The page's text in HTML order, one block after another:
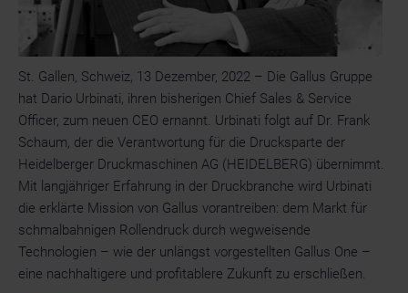
St. Gallen, Schweiz, 13 Dezember, 2022 – Die Gallus Gruppe
hat Dario Urbinati, ihren bisherigen Chief Sales & Service
Officer, zum neuen CEO ernannt. Urbinati folgt auf Dr. Frank
Schaum, der die Verantwortung für die Drucksparte der
Heidelberger Druckmaschinen AG (HEIDELBERG) übernimmt.
Mit langjähriger Erfahrung in der Druckbranche wird Urbinati
die erklärte Mission von Gallus vorantreiben: dem Markt für
schmalbahnigen Rollendruck durch wegweisende
Technologien – wie der unlängst vorgestellten Gallus One –
eine nachhaltigere und profitablere Zukunft zu erschließen.